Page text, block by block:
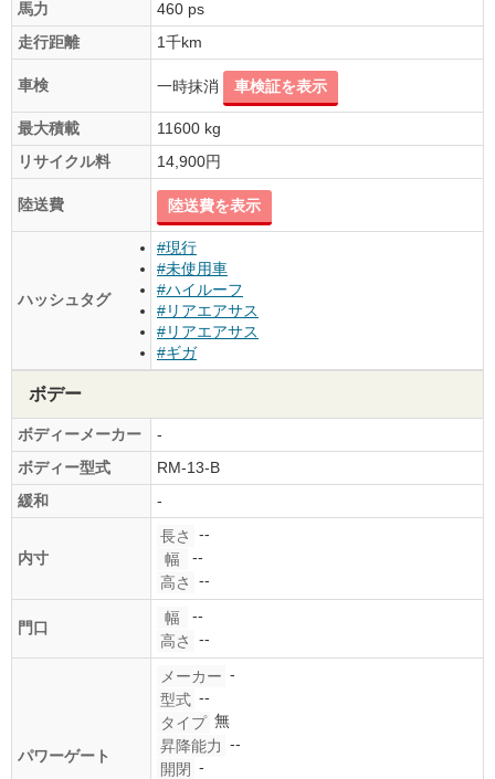
馬力
460 ps
走行距離
1千km
車検 一時抹消 車検証を表示
最大積載
11600 kg
リサイクル料
14,900円
陸送費 陸送費を表示
ハッシュタグ
#現行
#未使用車
#ハイルーフ
#リアエアサス
#リアエアサス
#ギガ
ボデー
ボディーメーカー
-
ボディー型式
RM-13-B
緩和
-
内寸
長さ
--
幅
--
高さ
--
門口
幅
--
高さ
--
パワーゲート
メーカー -
型式 --
タイプ 無
昇降能力 --
開閉 -